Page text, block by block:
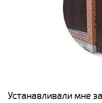
Устанавливали мне